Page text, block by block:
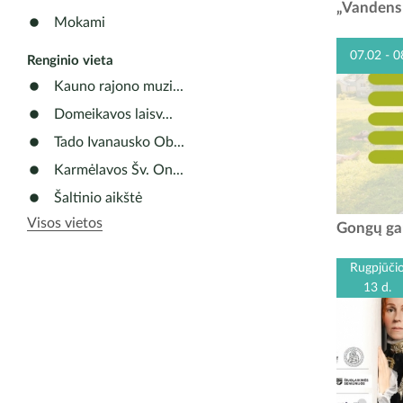
Mokami
Renginio vieta
Kauno rajono muzi...
Domeikavos laisv...
Tado Ivanausko Ob...
Karmėlavos Šv. On...
Šaltinio aikštė
Visos vietos
07.02 -
Gongų
13 d.